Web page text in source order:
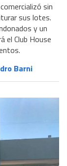
sin
sus lotes.
y un
el Club House
Barni